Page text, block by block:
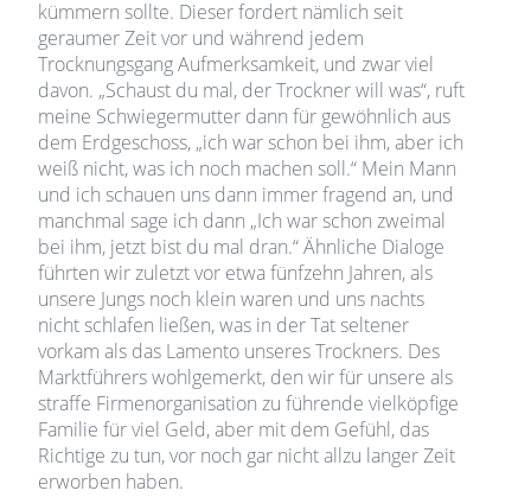
kümmern sollte. Dieser fordert nämlich seit
geraumer Zeit vor und während jedem
Trocknungsgang Aufmerksamkeit, und zwar viel
davon. „Schaust du mal, der Trockner will was“, ruft
meine Schwiegermutter dann für gewöhnlich aus
dem Erdgeschoss, „ich war schon bei ihm, aber ich
weiß nicht, was ich noch machen soll.“ Mein Mann
und ich schauen uns dann immer fragend an, und
manchmal sage ich dann „Ich war schon zweimal
bei ihm, jetzt bist du mal dran.“ Ähnliche Dialoge
führten wir zuletzt vor etwa fünfzehn Jahren, als
unsere Jungs noch klein waren und uns nachts
nicht schlafen ließen, was in der Tat seltener
vorkam als das Lamento unseres Trockners. Des
Marktführers wohlgemerkt, den wir für unsere als
straffe Firmenorganisation zu führende vielköpfige
Familie für viel Geld, aber mit dem Gefühl, das
Richtige zu tun, vor noch gar nicht allzu langer Zeit
erworben haben.